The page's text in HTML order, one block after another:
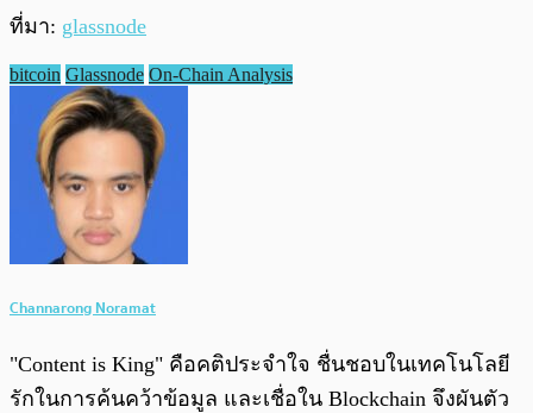
ที่มา: glassnode
bitcoin Glassnode On-Chain Analysis
Channarong Noramat
"Content is King" คือคติประจำใจ ชื่นชอบในเทคโนโลยี
รักในการค้นคว้าข้อมูล และเชื่อใน Blockchain จึงผันตัว